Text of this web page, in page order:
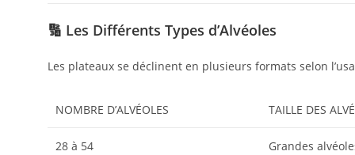
🔢 Les Différents Types d’Alvéoles
Les plateaux se déclinent en plusieurs formats selon
NOMBRE D’ALVÉOLES TAILLE DES
28 à 54 Grandes